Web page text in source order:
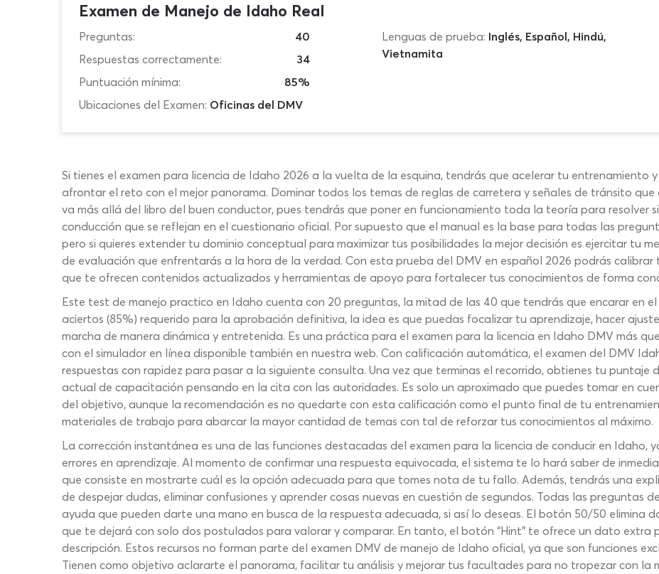
Examen de Manejo de Idaho Real
Preguntas:
40
Respuestas correctamente:
34
Puntuación mínima:
85%
Ubicaciones del Examen: Oficinas del DMV
Lenguas de prueba: Inglés, Español, Hindú,
Vietnamita
Si tienes el examen para licencia de Idaho 2026 a la vuelta de la esquina, tendrás que acelerar tu entrenamiento
afrontar el reto con el mejor panorama. Dominar todos los temas de reglas de carretera y señales de tránsito
va más allá del libro del buen conductor, pues tendrás que poner en funcionamiento toda la teoría para resolver
conducción que se reflejan en el cuestionario oficial. Por supuesto que el manual es la base para todas las
pero si quieres extender tu dominio conceptual para maximizar tus posibilidades la mejor decisión es ejercitar tu
de evaluación que enfrentarás a la hora de la verdad. Con esta prueba del DMV en español 2026 podrás
que te ofrecen contenidos actualizados y herramientas de apoyo para fortalecer tus conocimientos de forma
Este test de manejo practico en Idaho cuenta con 20 preguntas, la mitad de las 40 que tendrás que encarar en
aciertos (85%) requerido para la aprobación definitiva, la idea es que puedas focalizar tu aprendizaje, hacer
marcha de manera dinámica y entretenida. Es una práctica para el examen para la licencia en Idaho DMV más
con el simulador en línea disponible también en nuestra web. Con calificación automática, el examen del DMV
respuestas con rapidez para pasar a la siguiente consulta. Una vez que terminas el recorrido, obtienes tu puntaje
actual de capacitación pensando en la cita con las autoridades. Es solo un aproximado que puedes tomar en
del objetivo, aunque la recomendación es no quedarte con esta calificación como el punto final de tu
materiales de trabajo para abarcar la mayor cantidad de temas con tal de reforzar tus conocimientos al máximo.
La corrección instantánea es una de las funciones destacadas del examen para la licencia de conducir en
errores en aprendizaje. Al momento de confirmar una respuesta equivocada, el sistema te lo hará saber de
que consiste en mostrarte cuál es la opción adecuada para que tomes nota de tu fallo. Además, tendrás una
de despejar dudas, eliminar confusiones y aprender cosas nuevas en cuestión de segundos. Todas las preguntas
ayuda que pueden darte una mano en busca de la respuesta adecuada, si así lo deseas. El botón 50/50 elimina
que te dejará con solo dos postulados para valorar y comparar. En tanto, el botón “Hint” te ofrece un dato extra
descripción. Estos recursos no forman parte del examen DMV de manejo de Idaho oficial, ya que son funciones
Tienen como objetivo aclararte el panorama, facilitar tu análisis y mejorar tus facultades para no tropezar con la